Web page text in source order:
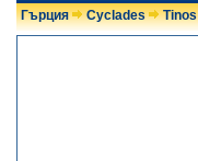
Гърция Cyclades Tinos